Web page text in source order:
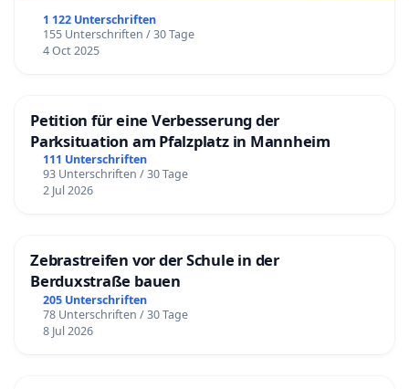
1 122 Unterschriften
155 Unterschriften / 30 Tage
4 Oct 2025
Petition für eine Verbesserung der
Parksituation am Pfalzplatz in Mannheim
111 Unterschriften
93 Unterschriften / 30 Tage
2 Jul 2026
Zebrastreifen vor der Schule in der
Berduxstraße bauen
205 Unterschriften
78 Unterschriften / 30 Tage
8 Jul 2026